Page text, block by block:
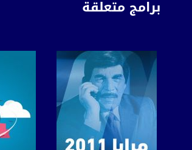
Polarity - الاستقطاب:
Horizontal
Symb.Rate - معدل الترميز:
27.500 MS/s
برامج متعلقة